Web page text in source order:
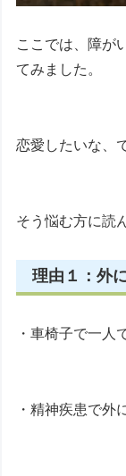
ここでは、障が
てみました。
恋愛したいな、
そう悩む方に読
理由１：外
・車椅子で一人
・精神疾患で外